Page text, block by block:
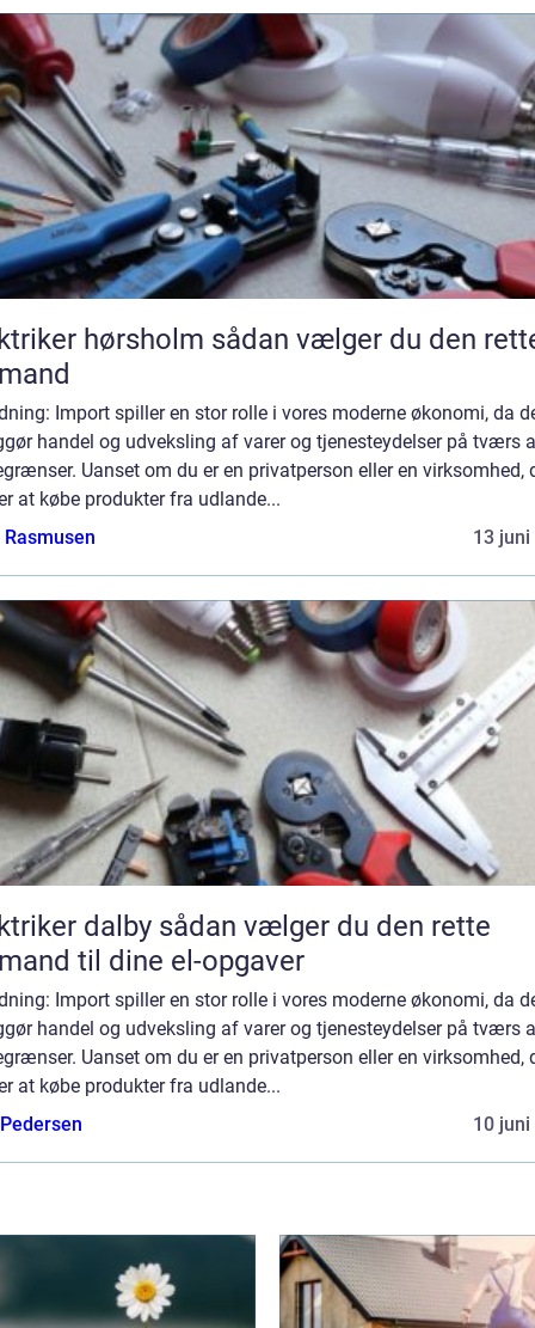
hørsholm sådan vælger du den rette
Import spiller en stor rolle i vores moderne økonomi, da
handel og udveksling af varer og tjenesteydelser på tværs
Uanset om du er en privatperson eller en virksomhed,
at købe produkter fra udlande...
13 juni
sådan vælger du den rette
til dine el-opgaver
Import spiller en stor rolle i vores moderne økonomi, da
handel og udveksling af varer og tjenesteydelser på tværs
Uanset om du er en privatperson eller en virksomhed,
at købe produkter fra udlande...
10 juni